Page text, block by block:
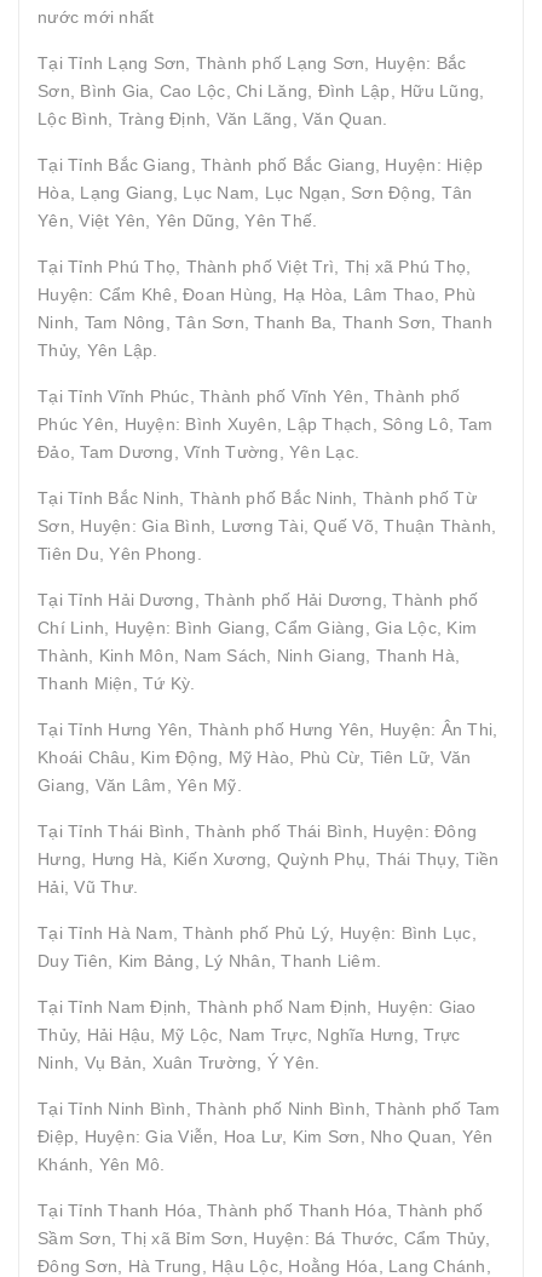
nước mới nhất
Tại Tỉnh Lạng Sơn, Thành phố Lạng Sơn, Huyện: Bắc
Sơn, Bình Gia, Cao Lộc, Chi Lăng, Đình Lập, Hữu Lũng,
Lộc Bình, Tràng Định, Văn Lãng, Văn Quan.
Tại Tỉnh Bắc Giang, Thành phố Bắc Giang, Huyện: Hiệp
Hòa, Lạng Giang, Lục Nam, Lục Ngạn, Sơn Động, Tân
Yên, Việt Yên, Yên Dũng, Yên Thế.
Tại Tỉnh Phú Thọ, Thành phố Việt Trì, Thị xã Phú Thọ,
Huyện: Cẩm Khê, Đoan Hùng, Hạ Hòa, Lâm Thao, Phù
Ninh, Tam Nông, Tân Sơn, Thanh Ba, Thanh Sơn, Thanh
Thủy, Yên Lập.
Tại Tỉnh Vĩnh Phúc, Thành phố Vĩnh Yên, Thành phố
Phúc Yên, Huyện: Bình Xuyên, Lập Thạch, Sông Lô, Tam
Đảo, Tam Dương, Vĩnh Tường, Yên Lạc.
Tại Tỉnh Bắc Ninh, Thành phố Bắc Ninh, Thành phố Từ
Sơn, Huyện: Gia Bình, Lương Tài, Quế Võ, Thuận Thành,
Tiên Du, Yên Phong.
Tại Tỉnh Hải Dương, Thành phố Hải Dương, Thành phố
Chí Linh, Huyện: Bình Giang, Cẩm Giàng, Gia Lộc, Kim
Thành, Kinh Môn, Nam Sách, Ninh Giang, Thanh Hà,
Thanh Miện, Tứ Kỳ.
Tại Tỉnh Hưng Yên, Thành phố Hưng Yên, Huyện: Ân Thi,
Khoái Châu, Kim Động, Mỹ Hào, Phù Cừ, Tiên Lữ, Văn
Giang, Văn Lâm, Yên Mỹ.
Tại Tỉnh Thái Bình, Thành phố Thái Bình, Huyện: Đông
Hưng, Hưng Hà, Kiến Xương, Quỳnh Phụ, Thái Thụy, Tiền
Hải, Vũ Thư.
Tại Tỉnh Hà Nam, Thành phố Phủ Lý, Huyện: Bình Lục,
Duy Tiên, Kim Bảng, Lý Nhân, Thanh Liêm.
Tại Tỉnh Nam Định, Thành phố Nam Định, Huyện: Giao
Thủy, Hải Hậu, Mỹ Lộc, Nam Trực, Nghĩa Hưng, Trực
Ninh, Vụ Bản, Xuân Trường, Ý Yên.
Tại Tỉnh Ninh Bình, Thành phố Ninh Bình, Thành phố Tam
Điệp, Huyện: Gia Viễn, Hoa Lư, Kim Sơn, Nho Quan, Yên
Khánh, Yên Mô.
Tại Tỉnh Thanh Hóa, Thành phố Thanh Hóa, Thành phố
Sầm Sơn, Thị xã Bỉm Sơn, Huyện: Bá Thước, Cẩm Thủy,
Đông Sơn, Hà Trung, Hậu Lộc, Hoằng Hóa, Lang Chánh,